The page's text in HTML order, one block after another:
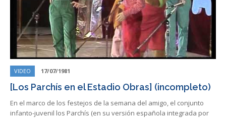
VIDEO 17/07/1981
[Los Parchís en el Estadio Obras] (incompleto)
En el marco de los festejos de la semana del amigo, el conjunto
infanto-juvenil los Parchís (en su versión española integrada por